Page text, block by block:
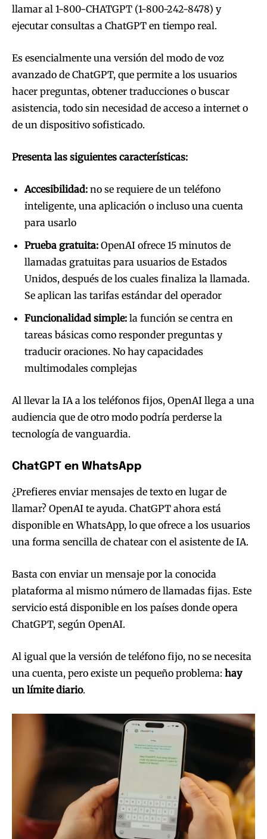
llamar al 1-800-CHATGPT (1-800-242-8478) y
ejecutar consultas a ChatGPT en tiempo real.
Es esencialmente una versión del modo de voz
avanzado de ChatGPT, que permite a los usuarios
hacer preguntas, obtener traducciones o buscar
asistencia, todo sin necesidad de acceso a internet o
de un dispositivo sofisticado.
Presenta las siguientes características:
Accesibilidad: no se requiere de un teléfono
inteligente, una aplicación o incluso una cuenta
para usarlo
Prueba gratuita: OpenAI ofrece 15 minutos de
llamadas gratuitas para usuarios de Estados
Unidos, después de los cuales finaliza la llamada.
Se aplican las tarifas estándar del operador
Funcionalidad simple: la función se centra en
tareas básicas como responder preguntas y
traducir oraciones. No hay capacidades
multimodales complejas
Al llevar la IA a los teléfonos fijos, OpenAI llega a una
audiencia que de otro modo podría perderse la
tecnología de vanguardia.
ChatGPT en WhatsApp
¿Prefieres enviar mensajes de texto en lugar de
llamar? OpenAI te ayuda. ChatGPT ahora está
disponible en WhatsApp, lo que ofrece a los usuarios
una forma sencilla de chatear con el asistente de IA.
Basta con enviar un mensaje por la conocida
plataforma al mismo número de llamadas fijas. Este
servicio está disponible en los países donde opera
ChatGPT, según OpenAI.
Al igual que la versión de teléfono fijo, no se necesita
una cuenta, pero existe un pequeño problema: hay
un límite diario.